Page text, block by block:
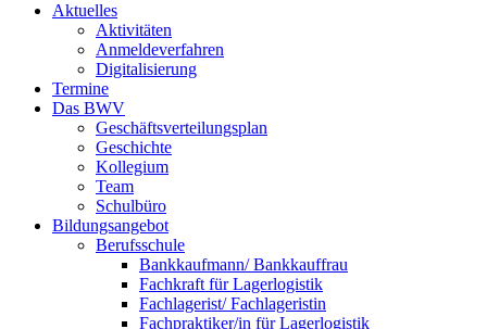
Aktuelles
Aktivitäten
Anmeldeverfahren
Digitalisierung
Termine
Das BWV
Geschäftsverteilungsplan
Geschichte
Kollegium
Team
Schulbüro
Bildungsangebot
Berufsschule
Bankkaufmann/ Bankkauffrau
Fachkraft für Lagerlogistik
Fachlagerist/ Fachlageristin
Fachpraktiker/in für Lagerlogistik